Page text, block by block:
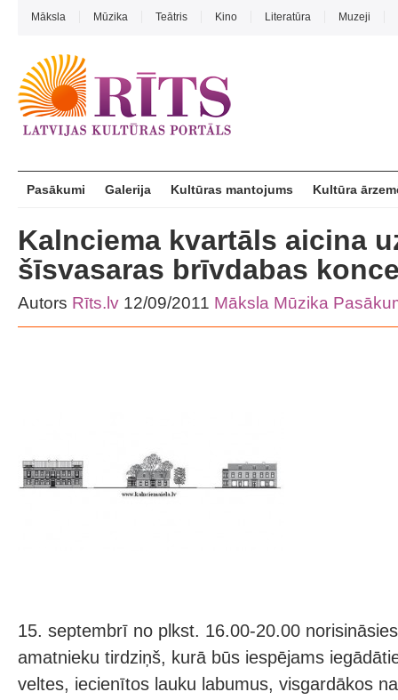
Māksla Mūzika Teātris Kino Literatūra Muzeji
Pasākumi Galerija Kultūras mantojums Kultūra
Kalnciema kvartāls aicina
šīsvasaras brīvdabas
Autors Rīts.lv 12/09/2011 Māksla Mūzika
15. septembrī no plkst. 16.00-20.00
amatnieku tirdziņš, kurā būs iespējams
veltes, iecienītos lauku labumus, visgardākos